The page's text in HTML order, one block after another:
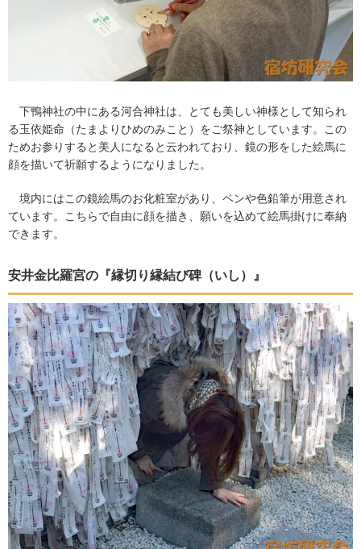
下鴨神社の中にある河合神社は、とても美しい神様として知られ
る玉依姫命（たまよりひめのみこと）をご祭神としています。この
ためお参りすると美人になると云われており、鏡の形をした絵馬に
顔を描いて祈願するようになりました。
境内にはこの鏡絵馬のお化粧室があり、ペンや色鉛筆が用意され
ています。こちらで自由に顔を描き、願いを込めて絵馬掛けに奉納
できます。
安井金比羅宮の『縁切り縁結び碑（いし）』